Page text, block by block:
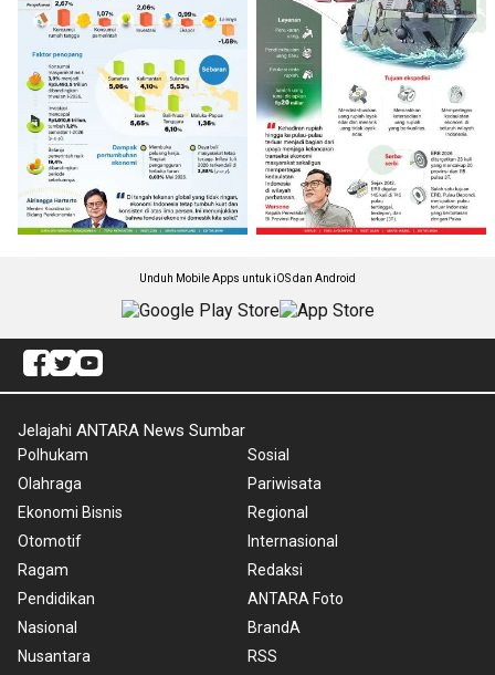
Unduh Mobile Apps untuk iOS dan Android
Jelajahi ANTARA News Sumbar
Polhukam
Olahraga
Ekonomi Bisnis
Otomotif
Ragam
Pendidikan
Nasional
Nusantara
Sosial
Pariwisata
Regional
Internasional
Redaksi
ANTARA Foto
BrandA
RSS